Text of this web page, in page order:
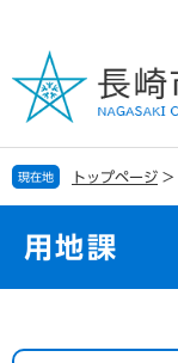
の
で
す
ー
ば
し
へ
現在地 トップページ >
用地課
文